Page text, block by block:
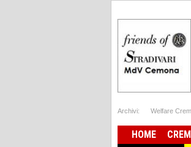
Archivi: Welfare
HOME